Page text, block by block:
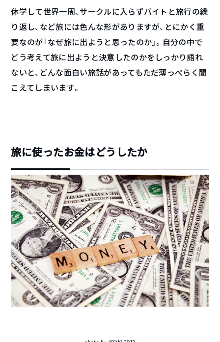
休学して世界一周、サークルに入らずバイトと旅行の繰
り返し、など旅には色んな形がありますが、とにかく重
要なのが「なぜ旅に出ようと思ったのか」。自分の中で
どう考えて旅に出ようと決意したのかをしっかり語れ
ないと、どんな面白い旅話があってもただ薄っぺらく聞
こえてしまいます。
旅に使ったお金はどうしたか